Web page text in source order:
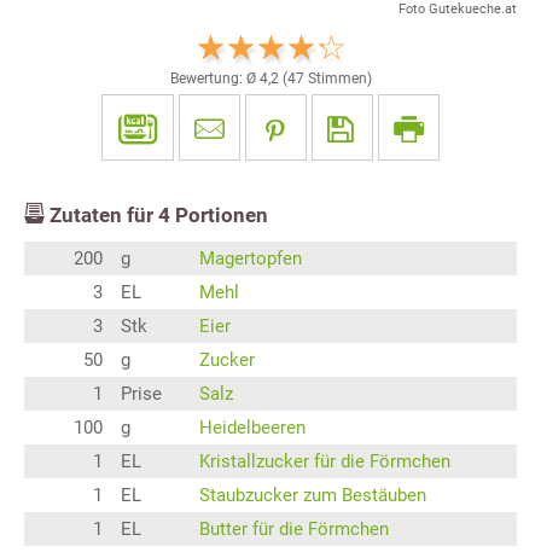
Foto Gutekueche.at
Bewertung: Ø 4,2(47Stimmen)
Zutaten für 4 Portionen
200 g
Magertopfen
3
EL
Mehl
3
Stk
Eier
50
g
Zucker
1
Prise
Salz
100
g
Heidelbeeren
1
EL
Kristallzucker für die Förmchen
1
EL
Staubzucker zum Bestäuben
1
EL Butter für die Förmchen